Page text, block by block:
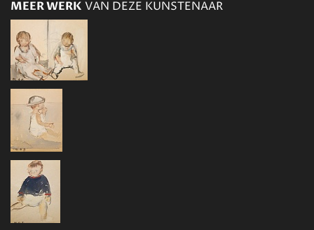
MEER WERK VAN DEZE KUNSTENAAR